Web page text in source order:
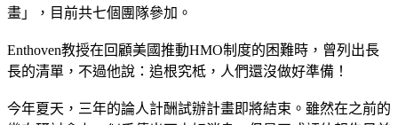
畫」，目前共七個團隊參加。
Enthoven教授在回顧美國推動HMO制度的困難時，曾列出長
長的清單，不過他說：追根究柢，人們還沒做好準備！
今年夏天，三年的論人計酬試辦計畫即將結束。雖然在之前的